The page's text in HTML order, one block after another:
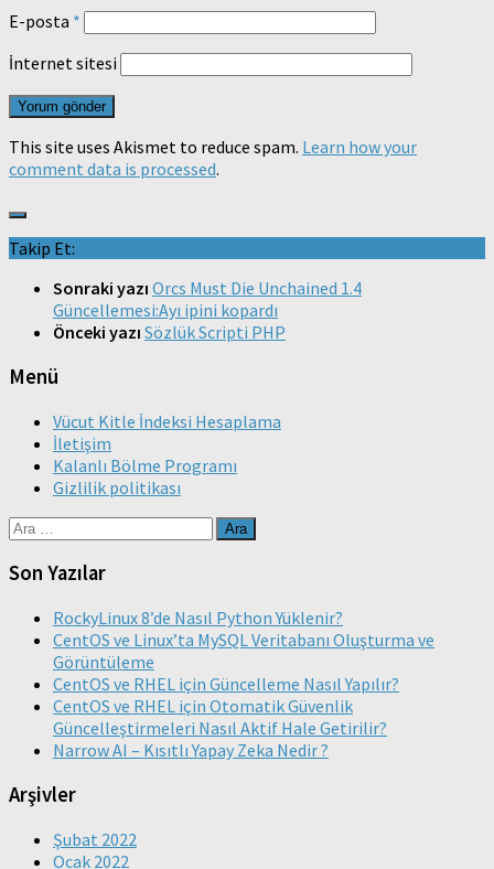
E-posta *
İnternet sitesi
This site uses Akismet to reduce spam. Learn how your
comment data is processed.
Takip Et:
Sonraki yazı Orcs Must Die Unchained 1.4
Güncellemesi:Ayı ipini kopardı
Önceki yazı Sözlük Scripti PHP
Menü
Vücut Kitle İndeksi Hesaplama
İletişim
Kalanlı Bölme Programı
Gizlilik politikası
Arama:
Son Yazılar
RockyLinux 8’de Nasıl Python Yüklenir?
CentOS ve Linux’ta MySQL Veritabanı Oluşturma ve
Görüntüleme
CentOS ve RHEL için Güncelleme Nasıl Yapılır?
CentOS ve RHEL için Otomatik Güvenlik
Güncelleştirmeleri Nasıl Aktif Hale Getirilir?
Narrow AI – Kısıtlı Yapay Zeka Nedir ?
Arşivler
Şubat 2022
Ocak 2022